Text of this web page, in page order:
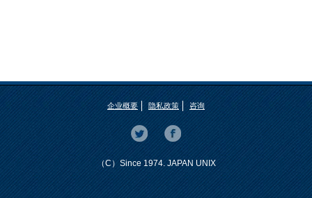
企业概要 隐私政策 咨询
（C）Since 1974. JAPAN UNIX